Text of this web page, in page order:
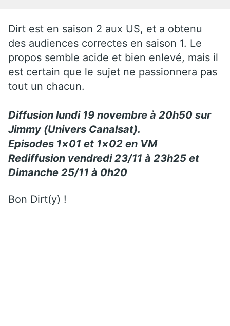
Dirt est en saison 2 aux US, et a obtenu
des audiences correctes en saison 1. Le
propos semble acide et bien enlevé, mais il
est certain que le sujet ne passionnera pas
tout un chacun.
Diffusion lundi 19 novembre à 20h50 sur
Jimmy (Univers Canalsat).
Episodes 1×01 et 1×02 en VM
Rediffusion vendredi 23/11 à 23h25 et
Dimanche 25/11 à 0h20
Bon Dirt(y) !